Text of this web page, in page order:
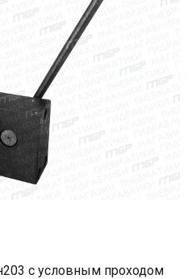
с условным проходом